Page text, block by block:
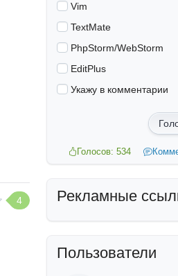
4
Vim
TextMate
PhpStorm/WebStorm
EditPlus
Укажу в комментарии
Голосов: 534
Рекламные
Пользователи